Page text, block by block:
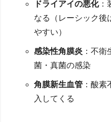
ドライアイの悪化：
なる（レーシック後
やすい）
感染性角膜炎 ：不
菌・真菌の感染
角膜新生血管 ：酸
入してくる